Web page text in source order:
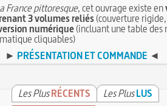
France pittoresque, cet ouvrage existe en
3 volumes reliés(couverture
numérique(incluant une table des
cliquables)
► PRÉSENTATION ET COMMANDE ◄
Les PlusRÉCENTS Les PlusLUS